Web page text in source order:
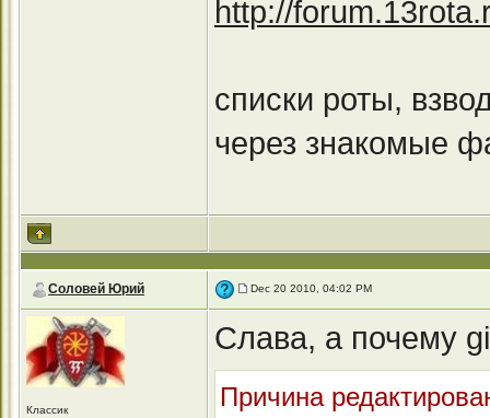
http://
списки роты,
через знакомые
Соловей Юрий Dec 20 2010, 04:02 PM
Классик
Слава, а почему
Причина